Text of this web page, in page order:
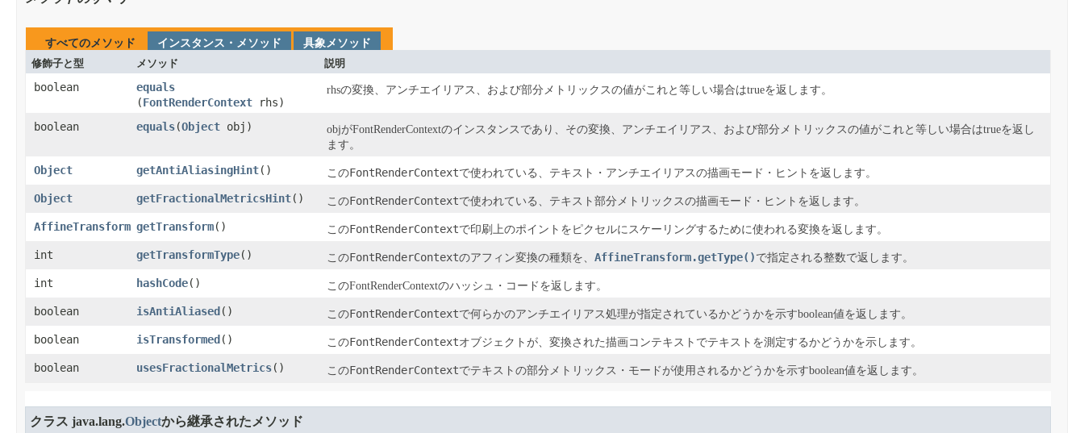
すべてのメソッド インスタンス・メソッド
具象メソッド
修飾子と型
メソッド 説明
boolean equals
(FontRenderContext rhs)
rhsの変換、アンチエイリアス、および部分メトリックスの値がこれと等しい場合はtrueを返します。
boolean equals​(Object obj)
objがFontRenderContextのインスタンスであり、その変換、アンチエイリアス、および部分メトリックスの値がこれと等しい場合はtrueを返し
ます。
Object getAntiAliasingHint​() このFontRenderContextで使われている、テキスト・アンチエイリアスの描画モード・ヒントを返します。
Object getFractionalMetricsHint​() このFontRenderContextで使われている、テキスト部分メトリックスの描画モード・ヒントを返します。
AffineTransform getTransform​() このFontRenderContextで印刷上のポイントをピクセルにスケーリングするために使われる変換を返します。
int getTransformType​() このFontRenderContextのアフィン変換の種類を、 AffineTransform.getType() で指定される整数で返します。
int hashCode​() このFontRenderContextのハッシュ・コードを返します。
boolean isAntiAliased ​() このFontRenderContextで何らかのアンチエイリアス処理が指定されているかどうかを示すboolean値を返します。
boolean isTransformed ​() このFontRenderContextオブジェクトが、変換された描画コンテキストでテキストを測定するかどうかを示します。
boolean usesFractionalMetrics​() このFontRenderContextでテキストの部分メトリックス・モードが使用されるかどうかを示すboolean値を返します。
クラス java.lang.Objectから継承されたメソッド